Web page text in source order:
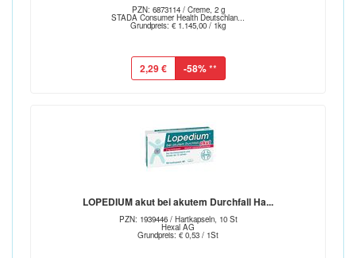
PZN: 6873114 / Creme, 2 g
STADA Consumer Health Deutschlan...
Grundpreis: € 1.145,00 / 1kg
2,29 € -58%**
LOPEDIUM akut bei akutem Durchfall Ha...
PZN: 1939446 / Hartkapseln, 10 St
Hexal AG
Grundpreis: € 0,53 / 1St